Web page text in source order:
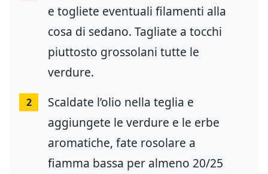
e togliete eventuali filamenti alla
cosa di sedano. Tagliate a tocchi
piuttosto grossolani tutte le
verdure.
2
Scaldate l’olio nella teglia e
aggiungete le verdure e le erbe
aromatiche, fate rosolare a
fiamma bassa per almeno 20/25